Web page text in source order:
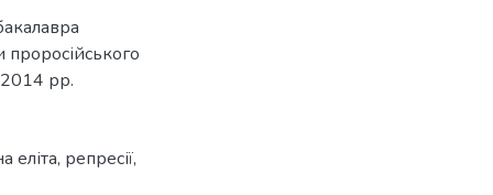
проросійського
рр.
еліта, репресії,